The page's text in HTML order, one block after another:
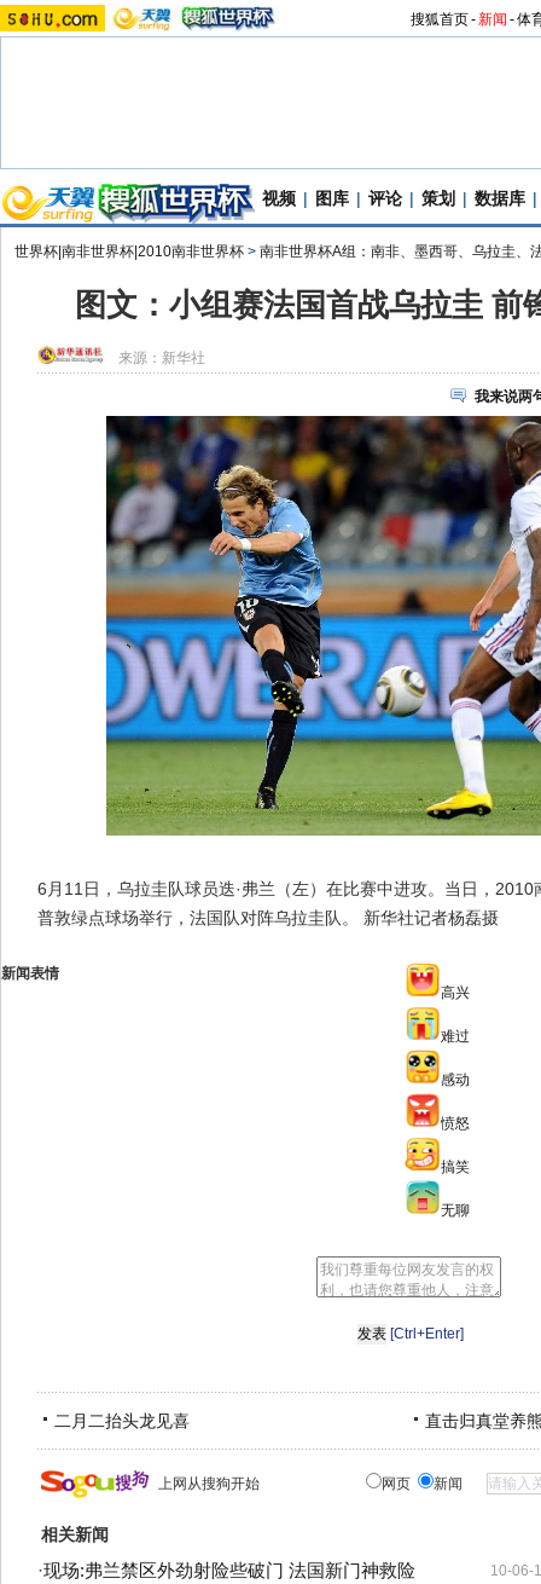
搜狐首页-新闻 -体
视频 | 图库 | 评论 | 策划 | 数据库 |
世界杯|南非世界杯|2010南非世界杯 > 南非世界杯A组：南非、墨西哥、乌拉圭、
图文：小组赛法国首战乌拉圭 前
来源： 新华社
我来说两
6月11日，乌拉圭队球员迭·弗兰（左）在比赛中进攻。当日，
普敦绿点球场举行，法国队对阵乌拉圭队。 新华社记者杨磊摄
新闻表情
高兴
难过
感动
愤怒
搞笑
无聊
[Ctrl+Enter]
二月二抬头龙见喜 直击归真堂养
上网从搜狗开始 网页 新闻
相关新闻
10-06-
·现场:弗兰禁区外劲射险些破门 法国新门神救险